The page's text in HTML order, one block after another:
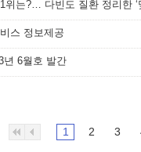
스 정보제공
년 6월호 발간
1 2 3